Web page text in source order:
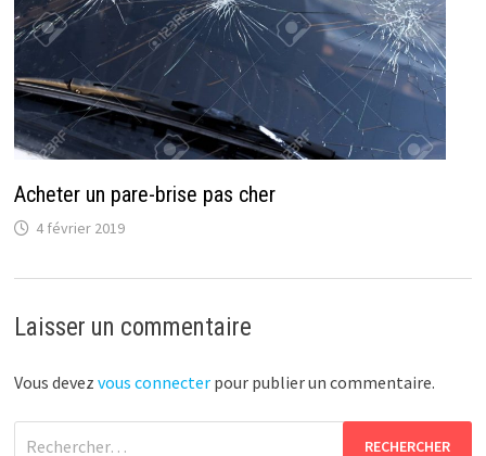
Acheter un pare-brise pas cher
4 février 2019
Laisser un commentaire
Vous devez vous connecterpour publier un commentaire.